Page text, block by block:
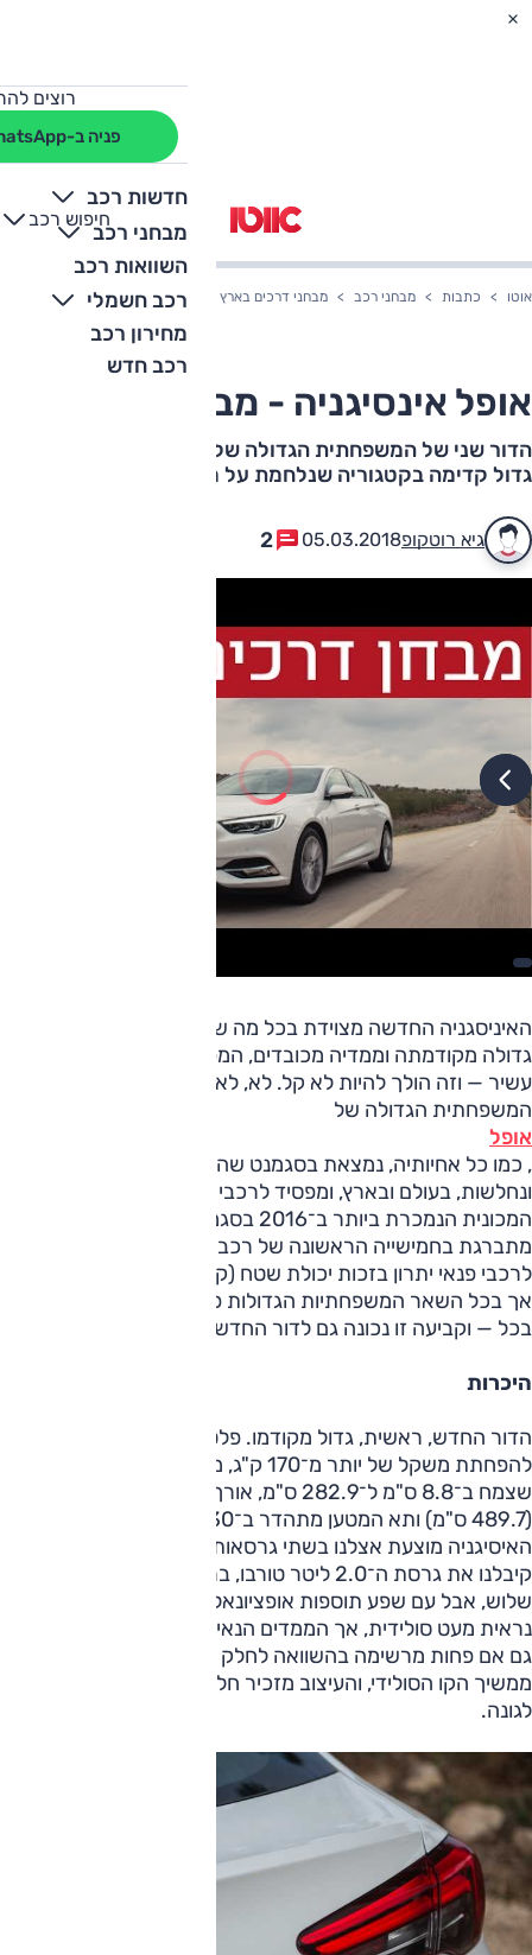
רוצים
פניה ב-WhatsApp
חדשות רכב
מבחני רכב
השוואות רכב
רכב חשמלי
מחירון רכב
רכב חדש
חיפוש רכב
+
-
אוטו כתבות מבחני רכב מבחני דרכים בארץ אופל אינסיגניה - מבחן דרכים
אופל אינסיגניה - מבחן דרכים
הדור שני של המשפחתית הגדולה של אופל, לוקח אותה צעד
גדול קדימה בקטגוריה שנלחמת על מקומה
גיא רוטקופ05.03.2018
2
האיניסגניה החדשה מצוידת בכל מה שצריך כדי להצליח. היא
גדולה מקודמתה וממדיה מכובדים, המפרט משובח, האבזור
עשיר — וזה הולך להיות לא קל. לא, לא בגללה. בגללם.
המשפחתית הגדולה של
אופל
, כמו כל אחיותיה, נמצאת בסגמנט שהמכירות שלו הולכות
ונחלשות, בעולם ובארץ, ומפסיד לרכבי הפנאי. להמחשה,
המכונית הנמכרת ביותר ב־2016 בסגמנט זה (סונטה), לא הייתה
מתברגת בחמישייה הראשונה של רכבי פנאי במחיר דומה. ואכן,
לרכבי פנאי יתרון בזכות יכולת שטח (קלה), תנוחת נהיגה גבוהה,
אך בכל השאר המשפחתיות הגדולות פשוט מכוניות טובות יותר
בכל — וקביעה זו נכונה גם לדור החדש של האינסיגניה.
היכרות
הדור החדש, ראשית, גדול מקודמו. פלטפורמה חדשה, שתרמה
להפחתת משקל של יותר מ־170 ק"ג, מתייצב בסיס גלגלים
האיסיגניה מוצעת אצלנו בשתי גרסאות (ראו בוקסה), ולמבחן
קיבלנו את גרסת ה־2.0 ליטר טורבו, ברמת האבזור השניה מתוך
שלוש, אבל עם שפע תוספות אופציונאליות. בלבן, האינסגניה
נראית מעט סולידית, אך הממדים הנאים יוצרים נוכחות מכובדת,
גם אם פחות מרשימה בהשוואה לחלק מהמתחרות. מאחור
ממשיך הקו הסולידי, והעיצוב מזכיר חלק ממתחרות עבר, כמו רנו
לגונה.